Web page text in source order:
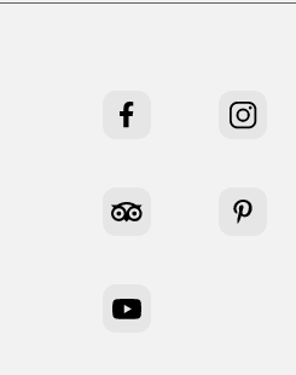
Facebook
Tripadvisor
YouTube